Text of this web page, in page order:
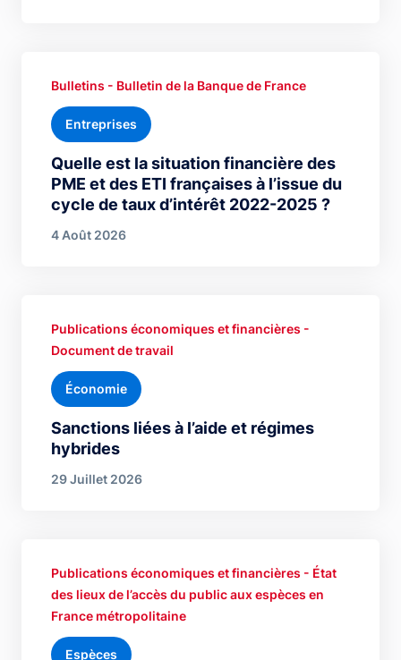
Quelle est la situation financière des
PME et des ETI françaises à l’issue du
cycle de taux d’intérêt 2022-2025 ?
Bulletins - Bulletin de la Banque de France
Entreprises
4 Août 2026
Sanctions liées à l’aide et régimes
hybrides
Publications économiques et financières -
Document de travail
Économie
29 Juillet 2026
Publications économiques et financières - État
des lieux de l’accès du public aux espèces en
France métropolitaine
Espèces